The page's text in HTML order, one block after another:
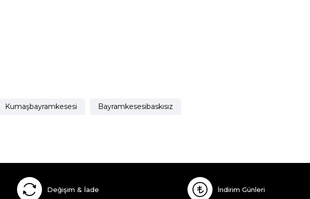
Kumaşbayramkesesi Bayramkesesibaskısız
Değişim & İade İndirim Günleri